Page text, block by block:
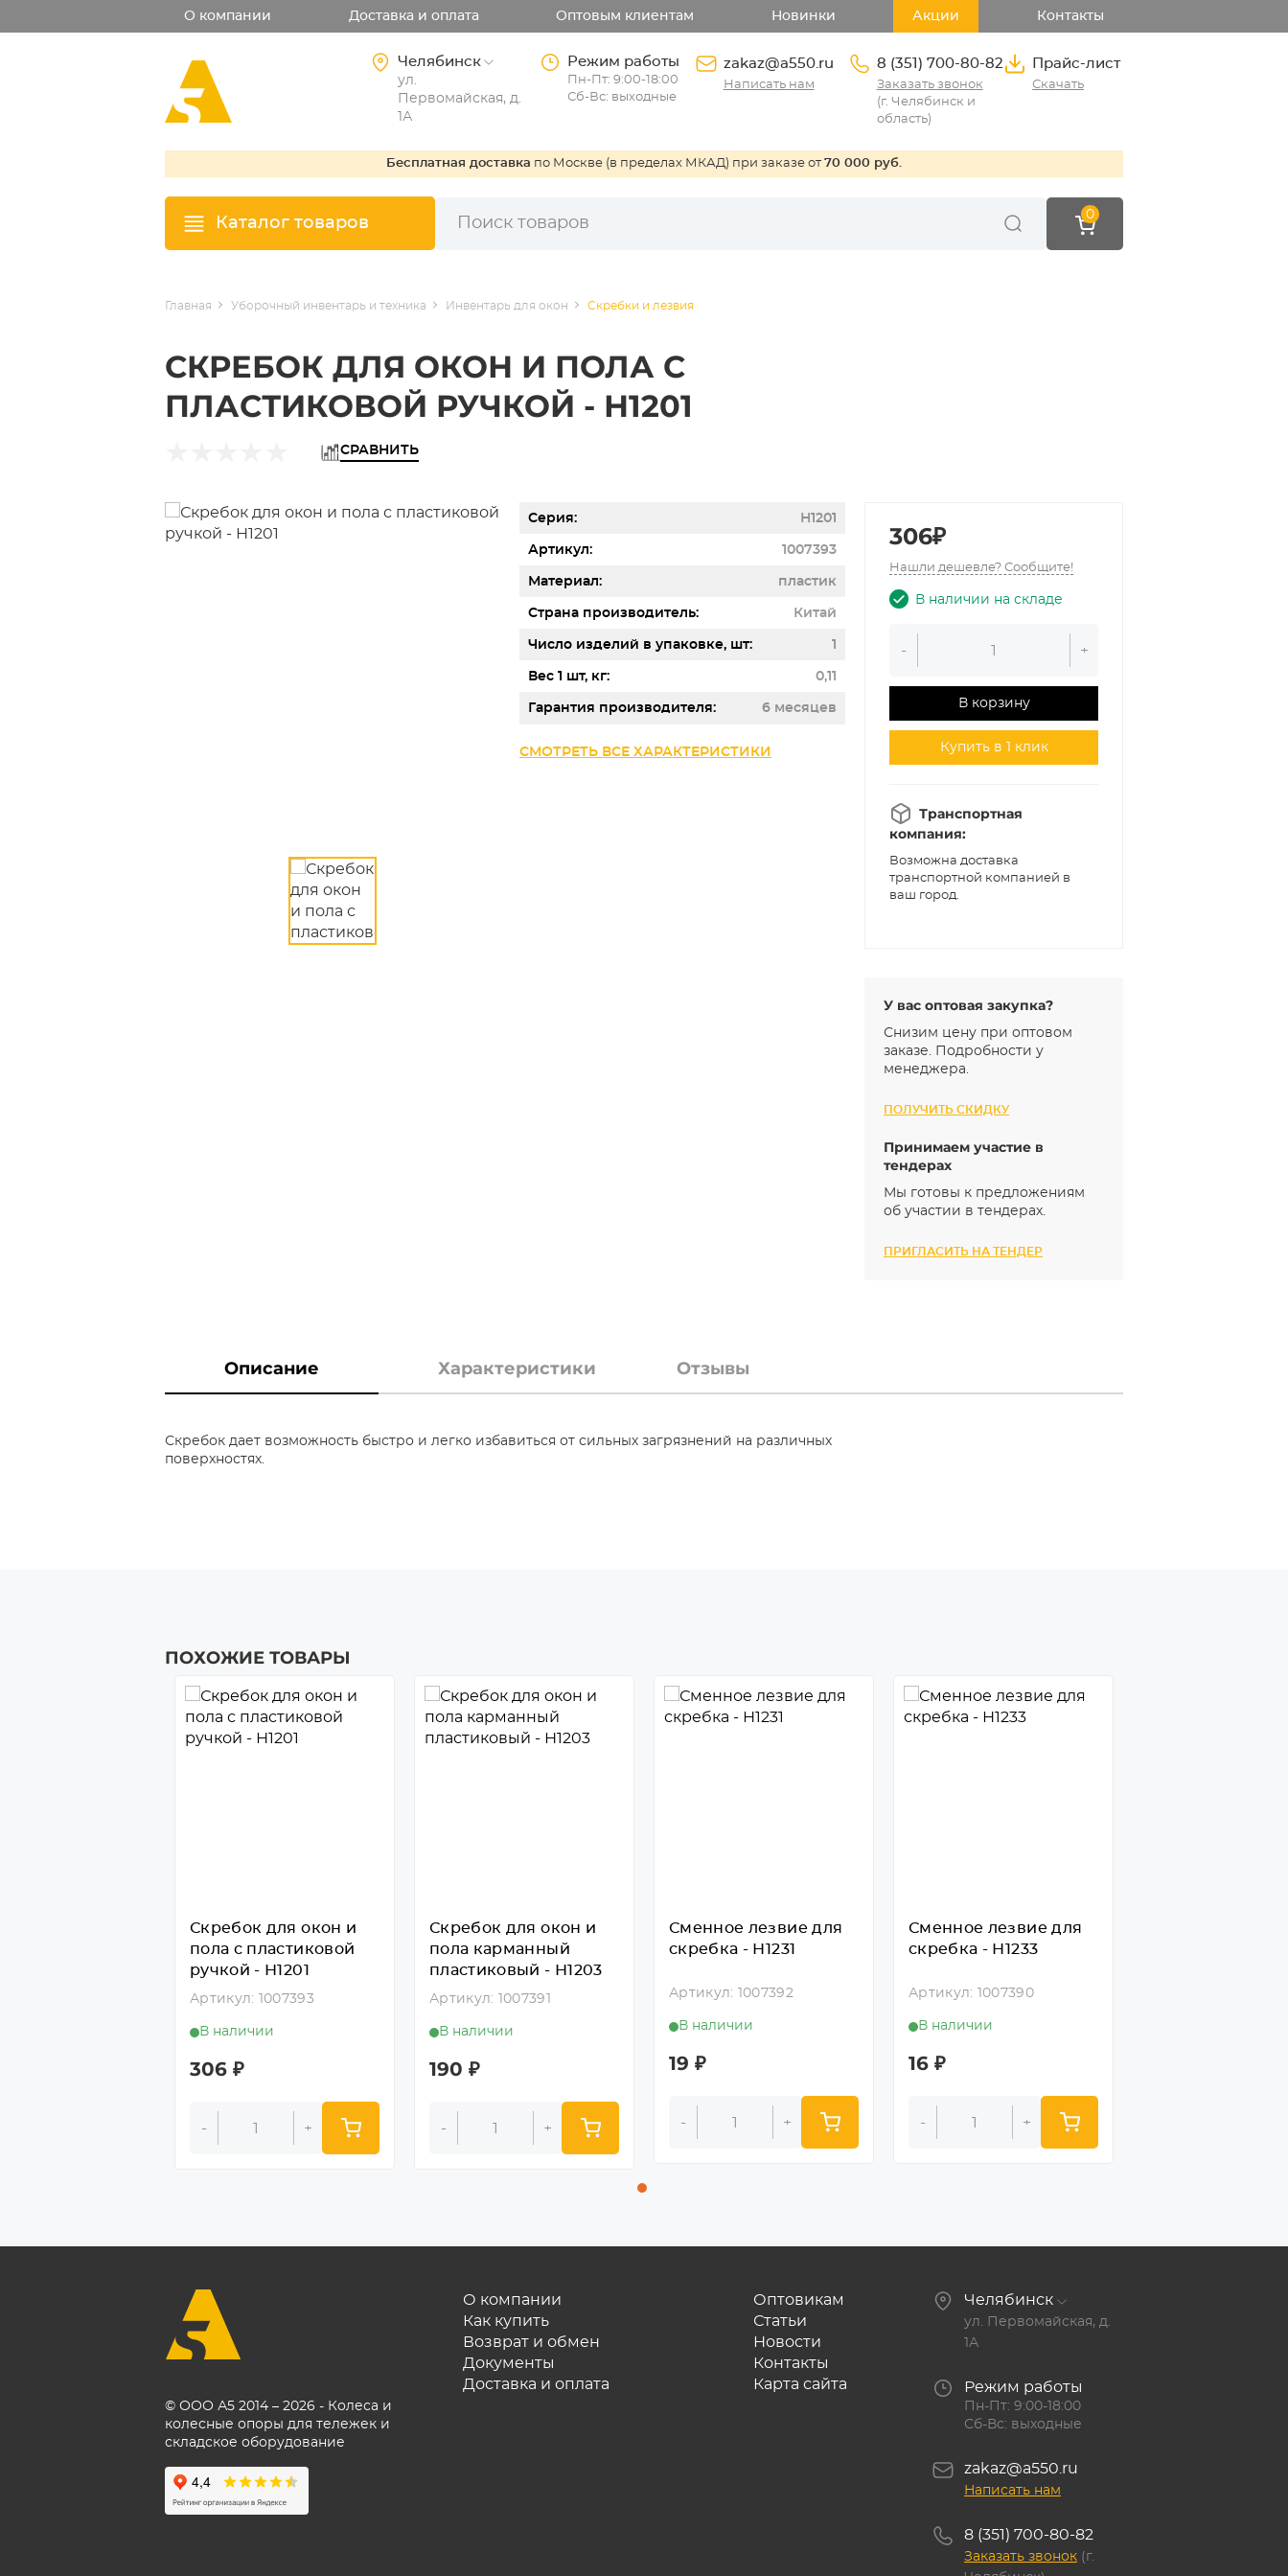
О компании Доставка и оплата Оптовым клиентам Новинки Акции Контакты
Челябинск
ул.
Первомайская, д.
1А
Режим работы
Пн-Пт: 9:00-18:00
Сб-Вс: выходные
zakaz@a550.ru
Написать нам
8 (351) 700-80-82
Заказать звонок
(г. Челябинск и
область)
Прайс-лист
Скачать
Бесплатная доставка по Москве (в пределах МКАД) при заказе от70 000 руб.
Каталог товаров
0
Главная Уборочный инвентарь и техника Инвентарь для окон Скребки и лезвия
СКРЕБОК ДЛЯ ОКОН И ПОЛА С
ПЛАСТИКОВОЙ РУЧКОЙ - Н1201
СРАВНИТЬ
Серия Н1201
Артикул 1007393
Материал пластик
Страна производитель Китай
Число изделий в упаковке, шт 1
Вес 1 шт, кг 0,11
Гарантия производителя 6 месяцев
СМОТРЕТЬ ВСЕ ХАРАКТЕРИСТИКИ
306₽
Нашли дешевле? Сообщите!
В наличии на складе
- +
В корзину
Купить в 1 клик
Транспортная
компания:
Возможна доставка
транспортной компанией в
ваш город.
У вас оптовая закупка?
Снизим цену при оптовом
заказе. Подробности у
менеджера.
ПОЛУЧИТЬ СКИДКУ
Принимаем участие в
тендерах
Мы готовы к предложениям
об участии в тендерах.
ПРИГЛАСИТЬ НА ТЕНДЕР
Описание Характеристики Отзывы
Скребок дает возможность быстро и легко избавиться от сильных загрязнений на различных
поверхностях.
ПОХОЖИЕ ТОВАРЫ
Скребок для окон и
пола с пластиковой
ручкой - Н1201
Артикул: 1007393
В наличии
306 ₽
- +
Скребок для окон и
пола карманный
пластиковый - Н1203
Артикул: 1007391
В наличии
190 ₽
- +
Сменное лезвие для
скребка - Н1231
Артикул: 1007392
В наличии
19 ₽
- +
Сменное лезвие для
скребка - Н1233
Артикул: 1007390
В наличии
16 ₽
- +
© ООО А5 2014 – 2026 - Колеса и
колесные опоры для тележек и
складское оборудование
О компании
Как купить
Возврат и обмен
Документы
Доставка и оплата
Оптовикам
Статьи
Новости
Контакты
Карта сайта
Челябинск
ул. Первомайская, д.
1А
Режим работы
Пн-Пт: 9:00-18:00
Сб-Вс: выходные
zakaz@a550.ru
Написать нам
8 (351) 700-80-82
Заказать звонок (г.